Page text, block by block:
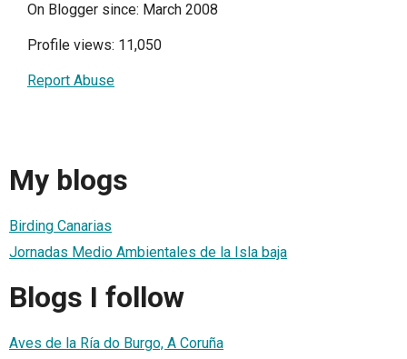
On Blogger since: March 2008
Profile views: 11,050
Report Abuse
My blogs
Birding Canarias
Jornadas Medio Ambientales de la Isla baja
Blogs I follow
Aves de la Ría do Burgo, A Coruña